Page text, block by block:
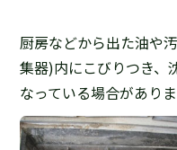
厨房などから出た油や
集器)内にこびりつき、
なっている場合がありま